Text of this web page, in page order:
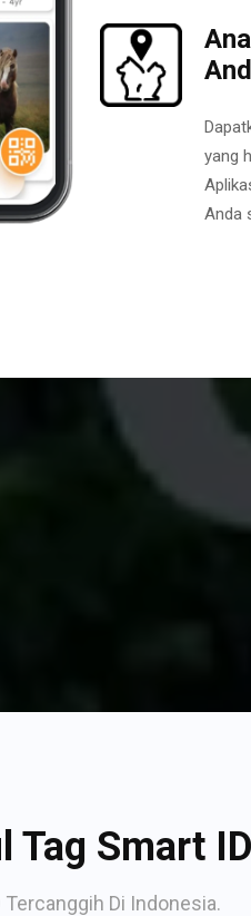
yang
Anda
Tag Smart ID
Tercanggih Di Indonesia.